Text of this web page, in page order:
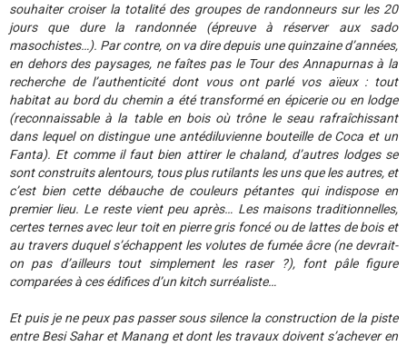
souhaiter croiser la totalité des groupes de randonneurs sur les 20
jours que dure la randonnée (épreuve à réserver aux sado
masochistes…). Par contre, on va dire depuis une quinzaine d’années,
en dehors des paysages, ne faîtes pas le Tour des Annapurnas à la
recherche de l’authenticité dont vous ont parlé vos aïeux : tout
habitat au bord du chemin a été transformé en épicerie ou en lodge
(reconnaissable à la table en bois où trône le seau rafraîchissant
dans lequel on distingue une antédiluvienne bouteille de Coca et un
Fanta). Et comme il faut bien attirer le chaland, d’autres lodges se
sont construits alentours, tous plus rutilants les uns que les autres, et
c’est bien cette débauche de couleurs pétantes qui indispose en
premier lieu. Le reste vient peu après… Les maisons traditionnelles,
certes ternes avec leur toit en pierre gris foncé ou de lattes de bois et
au travers duquel s’échappent les volutes de fumée âcre (ne devrait-
on pas d’ailleurs tout simplement les raser ?), font pâle figure
comparées à ces édifices d’un kitch surréaliste…
Et puis je ne peux pas passer sous silence la construction de la piste
entre Besi Sahar et Manang et dont les travaux doivent s’achever en